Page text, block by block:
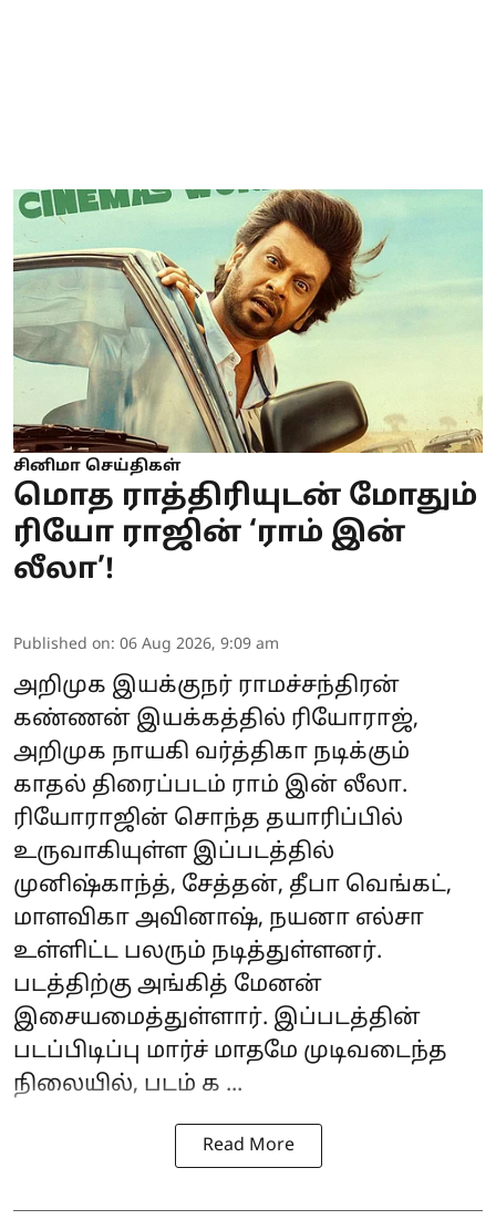
சினிமா செய்திகள்
மொத ராத்திரியுடன் மோதும்
ரியோ ராஜின் ‘ராம் இன்
லீலா’!
Published on: 06 Aug 2026, 9:09 am
அறிமுக இயக்குநர் ராமச்சந்திரன்
கண்ணன் இயக்கத்தில் ரியோராஜ்,
அறிமுக நாயகி வர்த்திகா நடிக்கும்
காதல் திரைப்படம் ராம் இன் லீலா.
ரியோராஜின் சொந்த தயாரிப்பில்
உருவாகியுள்ள இப்படத்தில்
முனிஷ்காந்த், சேத்தன், தீபா வெங்கட்,
மாளவிகா அவினாஷ், நயனா எல்சா
உள்ளிட்ட பலரும் நடித்துள்ளனர்.
படத்திற்கு அங்கித் மேனன்
இசையமைத்துள்ளார். இப்படத்தின்
படப்பிடிப்பு மார்ச் மாதமே முடிவடைந்த
நிலையில், படம் க ...
Read More